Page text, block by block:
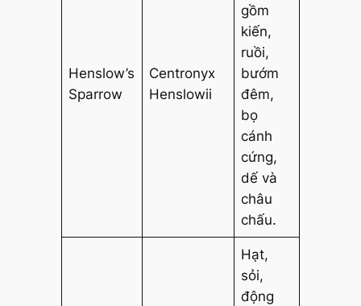
Henslow’s
Sparrow
Centronyx
Henslowii
gồm
kiến,
ruồi,
bướm
đêm,
bọ
cánh
cứng,
dế và
châu
chấu.
Hạt,
sỏi,
động